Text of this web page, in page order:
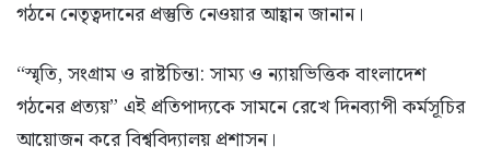
গঠনে নেতৃত্বদানের প্রস্তুতি নেওয়ার আহ্বান জানান।
“স্মৃতি, সংগ্রাম ও রাষ্টচিন্তা: সাম্য ও ন্যায়ভিত্তিক বাংলাদেশ
গঠনের প্রত্যয়” এই প্রতিপাদ্যকে সামনে রেখে দিনব্যাপী কর্মসূচির
আয়োজন করে বিশ্ববিদ্যালয় প্রশাসন।